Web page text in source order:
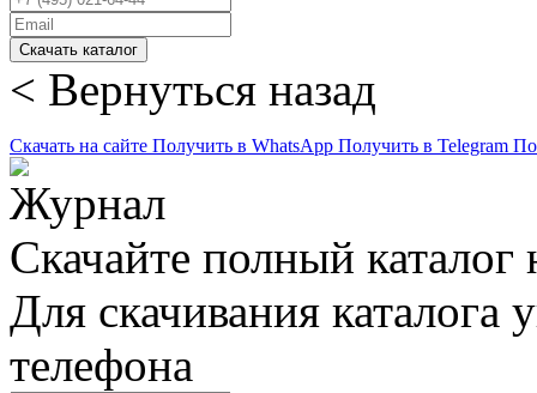
Скачать каталог
< Вернуться назад
Скачать на сайте Получить в WhatsApp Получить в Telegram
Скачайте полный
Для скачивания
телефона